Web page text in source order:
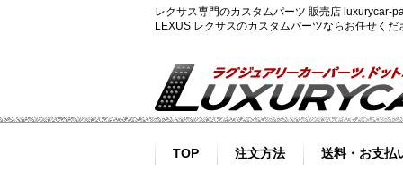
レクサス専門のカスタムパーツ 販売店 luxurycar-
LEXUS レクサスのカスタムパーツならお任せく
TOP 注文方法 送料・お支払